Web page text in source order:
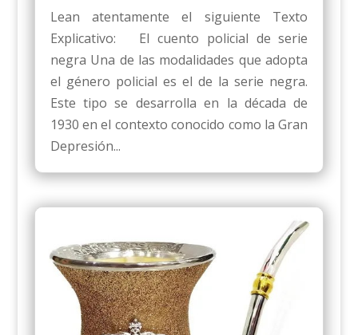
Lean atentamente el siguiente Texto
Explicativo: El cuento policial de serie
negra Una de las modalidades que adopta
el género policial es el de la serie negra.
Este tipo se desarrolla en la década de
1930 en el contexto conocido como la Gran
Depresión...